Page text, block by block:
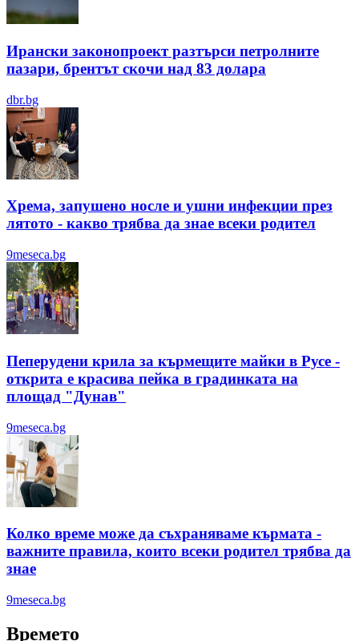
Ирански законопроект разтърси петролните
пазари, брентът скочи над 83 долара
dbr.bg
Хрема, запушено носле и ушни инфекции през
лятотo - какво трябва да знае всеки родител
9meseca.bg
Пеперудени крила за кърмещите майки в Русе -
открита е красива пейка в градинката на
площад "Дунав"
9meseca.bg
Колко време може да съхраняваме кърмата -
важните правила, които всеки родител трябва да
знае
9meseca.bg
Времето